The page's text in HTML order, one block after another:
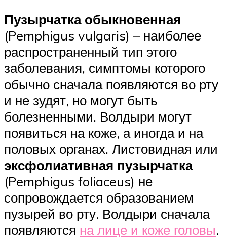
Пузырчатка обыкновенная
(Pemphigus vulgaris) – наиболее
распространенный тип этого
заболевания, симптомы которого
обычно сначала появляются во рту
и не зудят, но могут быть
болезненными. Волдыри могут
появиться на коже, а иногда и на
половых органах. Листовидная или
эксфолиативная пузырчатка
(Pemphigus foliaceus) не
сопровождается образованием
пузырей во рту. Волдыри сначала
появляются на лице и коже головы.